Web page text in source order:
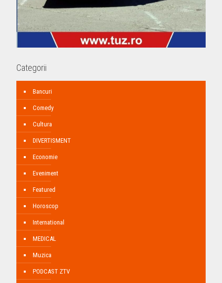
Categorii
Bancuri
Comedy
Cultura
DIVERTISMENT
Economie
Eveniment
Featured
Horoscop
International
MEDICAL
Muzica
PODCAST ZTV